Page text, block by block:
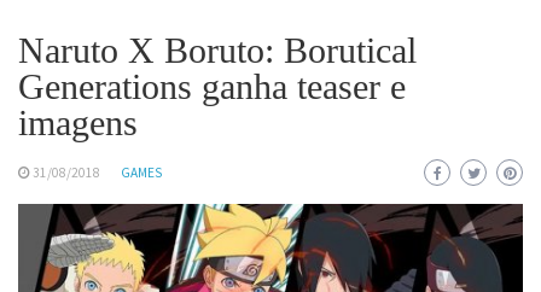
Naruto X Boruto: Borutical
Generations ganha teaser e
imagens
31/08/2018 GAMES